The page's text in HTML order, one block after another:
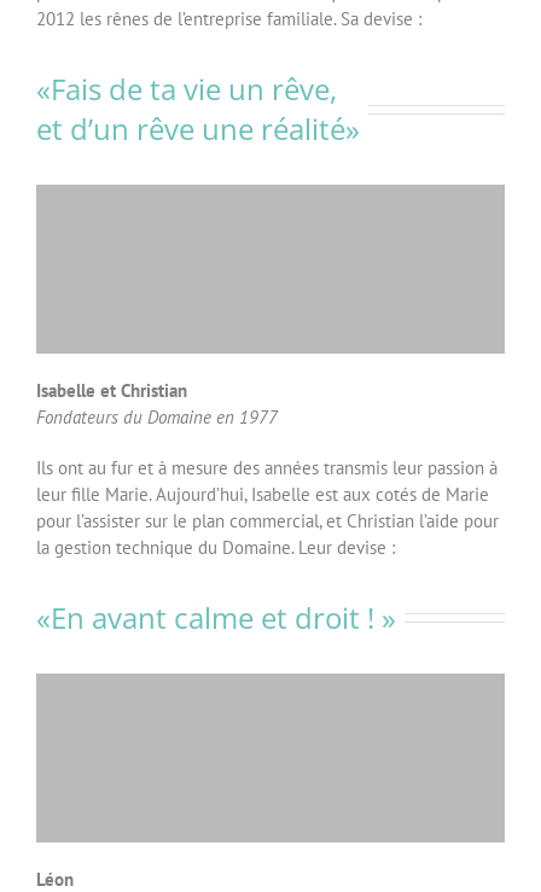
2012 les rênes de l’entreprise familiale. Sa devise :
«Fais de ta vie un rêve,
et d’un rêve une réalité»
Isabelle et Christian
Fondateurs du Domaine en 1977
Ils ont au fur et à mesure des années transmis leur passion à
leur fille Marie. Aujourd’hui, Isabelle est aux cotés de Marie
pour l’assister sur le plan commercial, et Christian l’aide pour
la gestion technique du Domaine. Leur devise :
«En avant calme et droit ! »
Léon